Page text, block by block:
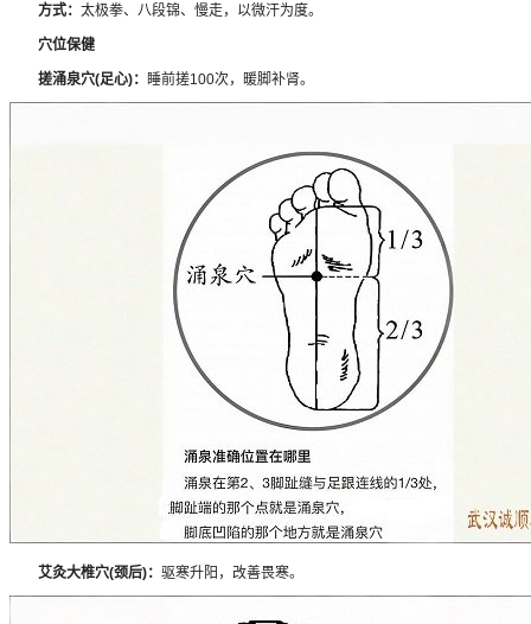
方式： 太极拳、八段锦、慢走，以微汗为度。
穴位保健
搓涌泉穴(足心)： 睡前搓100次，暖脚补肾。
艾灸大椎穴(颈后)： 驱寒升阳，改善畏寒。